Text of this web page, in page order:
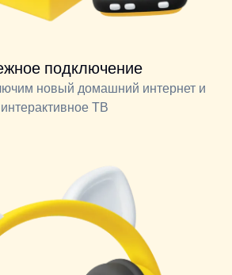
подключение
новый домашний интернет и
интерактивное ТВ